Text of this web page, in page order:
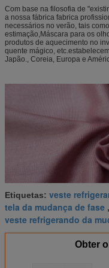
Com base na filosofia de
a nossa fábrica fabrica
necessários no verão, tais
estimação,Máscara para os
produtos de aquecimento no
quente mágico,
Japão., Coreia, Europa e
Etiquetas: veste
tela da mudança de fase ,
veste refrigerando da
Obter